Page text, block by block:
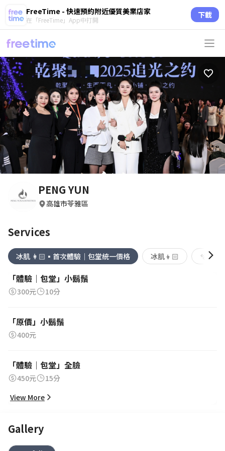
FreeTime - 快速預約附近優質美業店家
在「FreeTime」App中打開 下載
PENG YUN
高雄市苓雅區
Services
冰肌 👩🏻▪首次體驗｜包堂統一價格 冰肌👦🏻 🫧熱蠟
「體驗｜包堂」小鬍鬚
300元 10分
「原價」小鬍鬚
400元
「體驗｜包堂」全臉
450元
15分
View More
Gallery